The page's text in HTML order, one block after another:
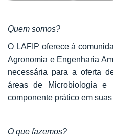
Quem somos?
O LAFIP oferece à
Agronomia e Engenharia
necessária para a oferta
áreas de Microbiologia e
componente prático em
O que fazemos?